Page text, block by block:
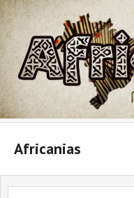
Skip
to
content
Africanias